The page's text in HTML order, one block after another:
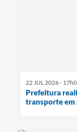
22 JUL 2026 -
Prefeitura
transporte em